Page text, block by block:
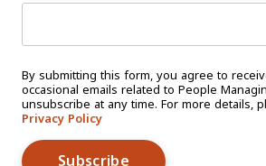
By submitting this form, you agree to
occasional emails related to People
unsubscribe at any time. For more details,
Privacy Policy